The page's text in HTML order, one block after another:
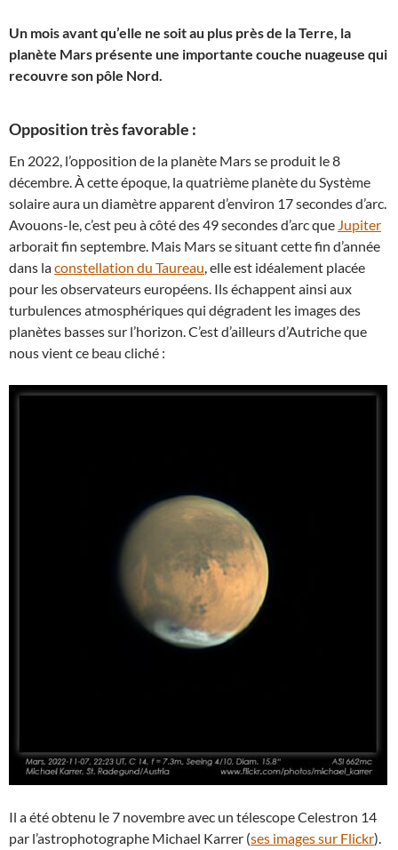
Un mois avant qu’elle ne soit au plus près de la Terre, la
planète Mars présente une importante couche nuageuse qui
recouvre son pôle Nord.
Opposition très favorable :
En 2022, l’opposition de la planète Mars se produit le 8
décembre. À cette époque, la quatrième planète du Système
solaire aura un diamètre apparent d’environ 17 secondes d’arc.
Avouons-le, c’est peu à côté des 49 secondes d’arc que Jupiter
arborait fin septembre. Mais Mars se situant cette fin d’année
dans laconstellation du Taureau, elle est idéalement placée
pour les observateurs européens. Ils échappent ainsi aux
turbulences atmosphériques qui dégradent les images des
planètes basses sur l’horizon. C’est d’ailleurs d’Autriche que
nous vient ce beau cliché :
Il a été obtenu le 7 novembre avec un télescope Celestron 14
par l’astrophotographe Michael Karrer (ses images sur Flickr).